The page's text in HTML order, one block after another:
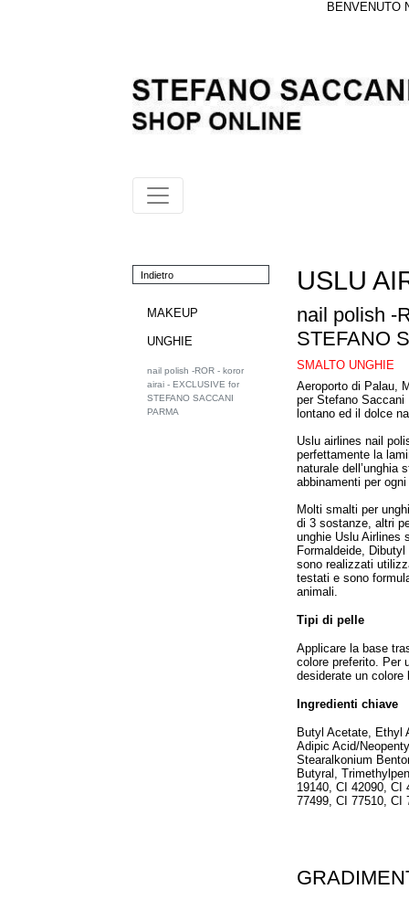
BENVENUTO
Indietro
MAKEUP
UNGHIE
nail polish -ROR - koror
airai - EXCLUSIVE for
STEFANO SACCANI
PARMA
USLU
nail polish -
STEFANO
SMALTO UNGHIE
Aeroporto di Palau,
per Stefano Saccani
lontano ed il dolce
Uslu airlines nail
perfettamente la
naturale dell’unghia
abbinamenti per
Molti smalti per
di 3 sostanze, altri
unghie Uslu Airlines
Formaldeide,
sono realizzati
testati e sono
animali.
Tipi di pelle
Applicare la base
colore preferito. Per
desiderate un colore
Ingredienti chiave
Butyl Acetate, Ethyl
Adipic Acid/
Stearalkonium
Butyral,
19140, CI 42090, CI
77499, CI 77510, CI